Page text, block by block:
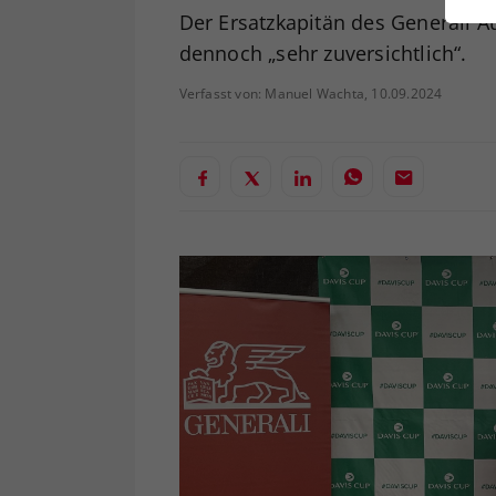
Der Ersatzkapitän des Generali
dennoch „sehr zuversichtlich“.
Verfasst von: Manuel Wachta, 10.09.2024